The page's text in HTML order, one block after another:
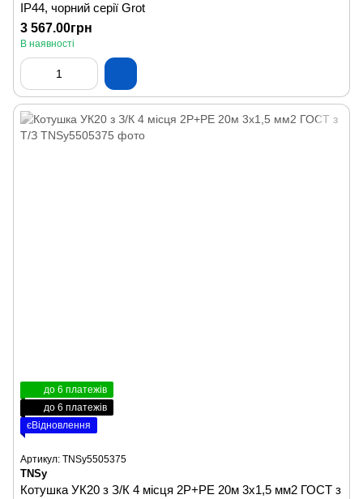
ІР44, чорний серії Grot
3 567.00грн
В наявності
до 6 платежів
до 6 платежів
єВідновлення
Артикул: TNSy5505375
TNSy
Котушка УК20 з З/К 4 місця 2Р+PЕ 20м 3х1,5 мм2 ГОСТ з